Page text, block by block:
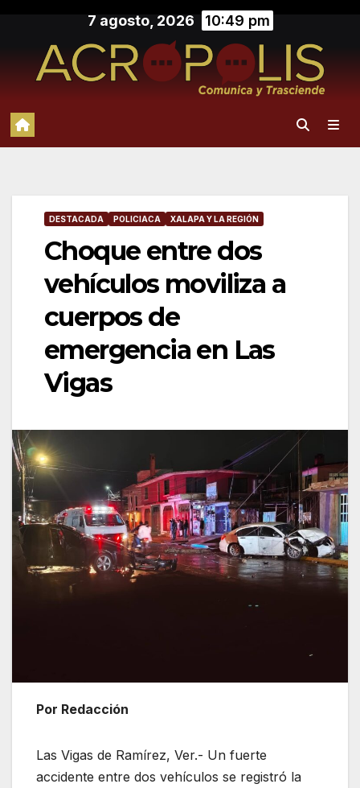
contenido
7 agosto, 2026 10:49 pm
DESTACADA POLICIACA XALAPA Y LA REGIÓN
Choque entre dos
vehículos moviliza a
cuerpos de
emergencia en Las
Vigas
Por Redacción
Las Vigas de Ramírez, Ver.- Un fuerte
accidente entre dos vehículos se registró la